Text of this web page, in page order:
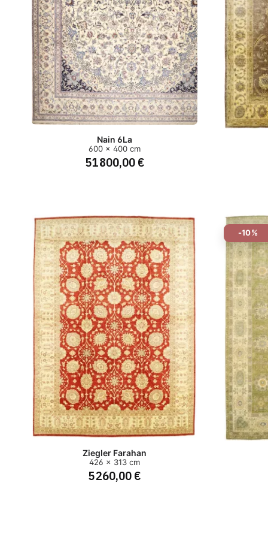
Nain 6La
600 x 400 cm
51 800,00 €
Ziegler Farahan
426 x 313 cm
5 260,00 €
-10%